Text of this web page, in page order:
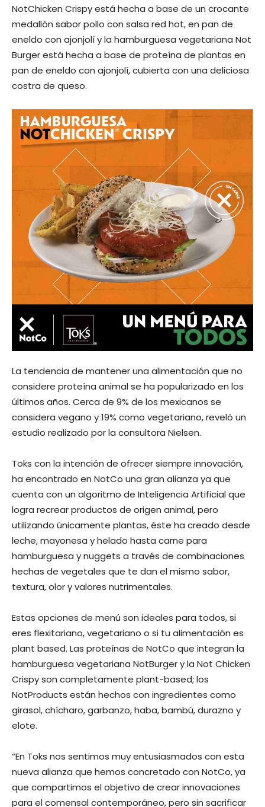
NotChicken Crispy está hecha a base de un crocante
medallón sabor pollo con salsa red hot, en pan de
eneldo con ajonjolí y la hamburguesa vegetariana Not
Burger está hecha a base de proteína de plantas en
pan de eneldo con ajonjolí, cubierta con una deliciosa
costra de queso.
La tendencia de mantener una alimentación que no
considere proteína animal se ha popularizado en los
últimos años. Cerca de 9% de los mexicanos se
considera vegano y 19% como vegetariano, reveló un
estudio realizado por la consultora Nielsen.
Toks con la intención de ofrecer siempre innovación,
ha encontrado en NotCo una gran alianza ya que
cuenta con un algoritmo de Inteligencia Artificial que
logra recrear productos de origen animal, pero
utilizando únicamente plantas, éste ha creado desde
leche, mayonesa y helado hasta carne para
hamburguesa y nuggets a través de combinaciones
hechas de vegetales que te dan el mismo sabor,
textura, olor y valores nutrimentales.
Estas opciones de menú son ideales para todos, si
eres flexitariano, vegetariano o si tu alimentación es
plant based. Las proteínas de NotCo que integran la
hamburguesa vegetariana NotBurger y la Not Chicken
Crispy son completamente plant-based; los
NotProducts están hechos con ingredientes como
girasol, chícharo, garbanzo, haba, bambú, durazno y
elote.
“En Toks nos sentimos muy entusiasmados con esta
nueva alianza que hemos concretado con NotCo, ya
que compartimos el objetivo de crear innovaciones
para el comensal contemporáneo, pero sin sacrificar